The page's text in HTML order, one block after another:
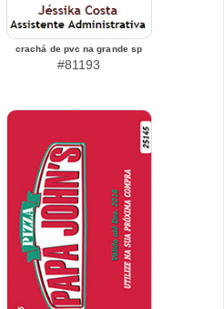
crachá de pvc na grande sp
#81193